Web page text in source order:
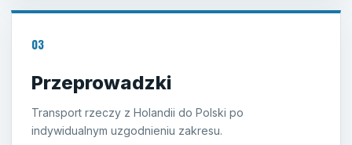
03
Przeprowadzki
Transport rzeczy z Holandii do Polski po
indywidualnym uzgodnieniu zakresu.